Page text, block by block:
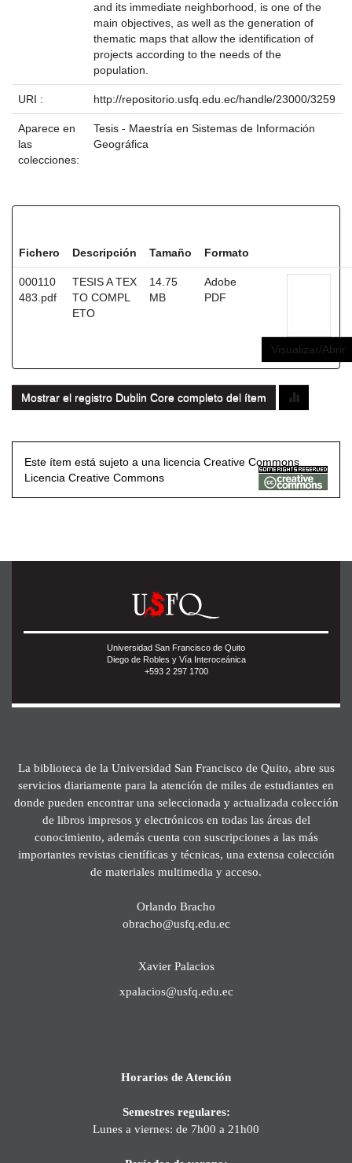
and its immediate neighborhood, is one of the
main objectives, as well as the generation of
thematic maps that allow the identification of
projects according to the needs of the
population.
URI : http://repositorio.usfq.edu.ec/handle/23000/3259
Aparece en
las
colecciones:
Tesis - Maestría en Sistemas de Información
Geográfica
Fichero Descripción Tamaño Formato
000110
483.pdf
TESIS A TEX
TO COMPL
ETO
14.75
MB
Adobe
PDF
Visualizar/Abrir
Mostrar el registro Dublin Core completo del ítem
Este ítem está sujeto a una licencia Creative Commons
Licencia Creative Commons
Universidad San Francisco de Quito
Diego de Robles y Vía Interoceánica
+593 2 297 1700
La biblioteca de la Universidad San Francisco de Quito, abre sus
servicios diariamente para la atención de miles de estudiantes en
donde pueden encontrar una seleccionada y actualizada colección
de libros impresos y electrónicos en todas las áreas del
conocimiento, además cuenta con suscripciones a las más
importantes revistas científicas y técnicas, una extensa colección
de materiales multimedia y acceso.
Orlando Bracho
obracho@usfq.edu.ec
Xavier Palacios
xpalacios@usfq.edu.ec
Horarios de Atención
Semestres regulares:
Lunes a viernes: de 7h00 a 21h00